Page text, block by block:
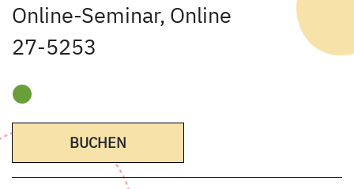
Online-Seminar, Online
27-5253
BUCHEN